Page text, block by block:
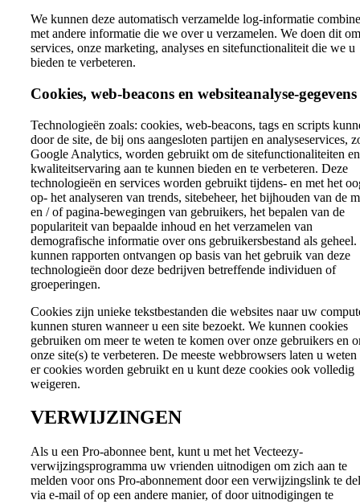
We kunnen deze automatisch verzamelde log-informatie
met andere informatie die we over u verzamelen. We doen dit
services, onze marketing, analyses en sitefunctionaliteit die we u
bieden te verbeteren.
Cookies, web-beacons en websiteanalyse-gegevens
Technologieën zoals: cookies, web-beacons, tags en scripts
door de site, de bij ons aangesloten partijen en analyseservices,
Google Analytics, worden gebruikt om de sitefunctionaliteiten en
kwaliteitservaring aan te kunnen bieden en te verbeteren. Deze
technologieën en services worden gebruikt tijdens- en met het
op- het analyseren van trends, sitebeheer, het bijhouden van de
en / of pagina-bewegingen van gebruikers, het bepalen van de
populariteit van bepaalde inhoud en het verzamelen van
demografische informatie over ons gebruikersbestand als geheel.
kunnen rapporten ontvangen op basis van het gebruik van deze
technologieën door deze bedrijven betreffende individuen of
groeperingen.
Cookies zijn unieke tekstbestanden die websites naar uw
kunnen sturen wanneer u een site bezoekt. We kunnen cookies
gebruiken om meer te weten te komen over onze gebruikers en
onze site(s) te verbeteren. De meeste webbrowsers laten u
er cookies worden gebruikt en u kunt deze cookies ook volledig
weigeren.
VERWIJZINGEN
Als u een Pro-abonnee bent, kunt u met het Vecteezy-
verwijzingsprogramma uw vrienden uitnodigen om zich aan te
melden voor ons Pro-abonnement door een verwijzingslink te
via e-mail of op een andere manier, of door uitnodigingen te